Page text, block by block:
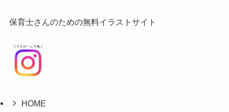
保育士さんのための無料イラストサイト
HOME